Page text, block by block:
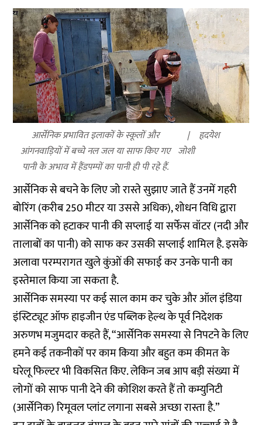
आर्सेनिक प्रभावित इलाकों के स्कूलों और
आंगनवाड़ियों में बच्चे नल जल या साफ किए गए
पानी के अभाव में हैंडपम्पों का पानी ही पी रहे हैं.
हृदयेश
जोशी
आर्सेनिक से बचने के लिए जो रास्ते सुझाए जाते हैं उनमें गहरी
बोरिंग (करीब 250 मीटर या उससे अधिक), शोधन विधि द्वारा
आर्सेनिक को हटाकर पानी की सप्लाई या सर्फेस वॉटर (नदी और
तालाबों का पानी) को साफ कर उसकी सप्लाई शामिल है. इसके
अलावा परम्परागत खुले कुंओं की सफाई कर उनके पानी का
इस्तेमाल किया जा सकता है.
आर्सेनिक समस्या पर कई साल काम कर चुके और ऑल इंडिया
इंस्टिट्यूट ऑफ हाइजीन एंड पब्लिक हेल्थ के पूर्व निदेशक
अरुणभ मजुमदार कहते हैं, “आर्सेनिक समस्या से निपटने के लिए
हमने कई तकनीकों पर काम किया और बहुत कम कीमत के
घरेलू फिल्टर भी विकसित किए. लेकिन जब आप बड़ी संख्या में
लोगों को साफ पानी देने की कोशिश करते हैं तो कम्युनिटी
(आर्सेनिक) रिमूवल प्लांट लगाना सबसे अच्छा रास्ता है.”